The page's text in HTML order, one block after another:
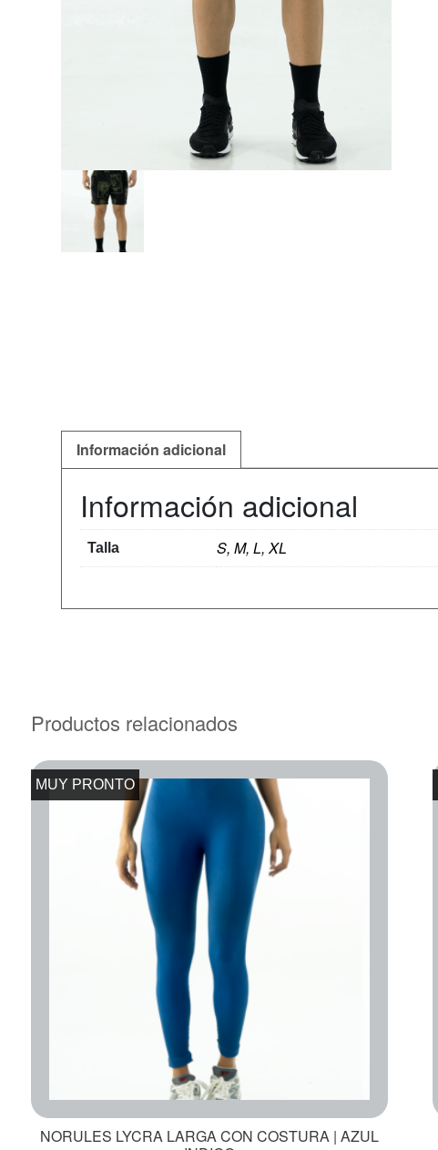
Información adicional
Información adicional
Talla S, M, L, XL
Productos relacionados
MUY PRONTO
NORULES LYCRA LARGA CON COSTURA | AZUL